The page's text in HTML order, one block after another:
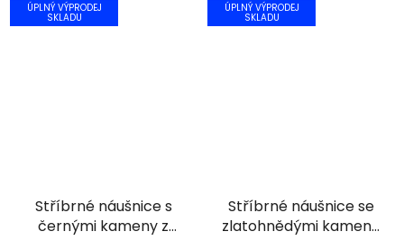
ÚPLNÝ VÝPRODEJ
SKLADU
Stříbrné náušnice s
černými kameny z
ÚPLNÝ VÝPRODEJ
SKLADU
Stříbrné náušnice se
zlatohnědými kameny